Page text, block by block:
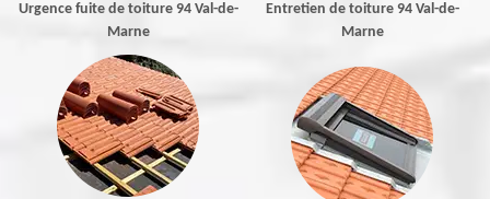
Urgence fuite de toiture 94 Val-de-
Marne
Entretien de toiture 94 Val-de-
Marne